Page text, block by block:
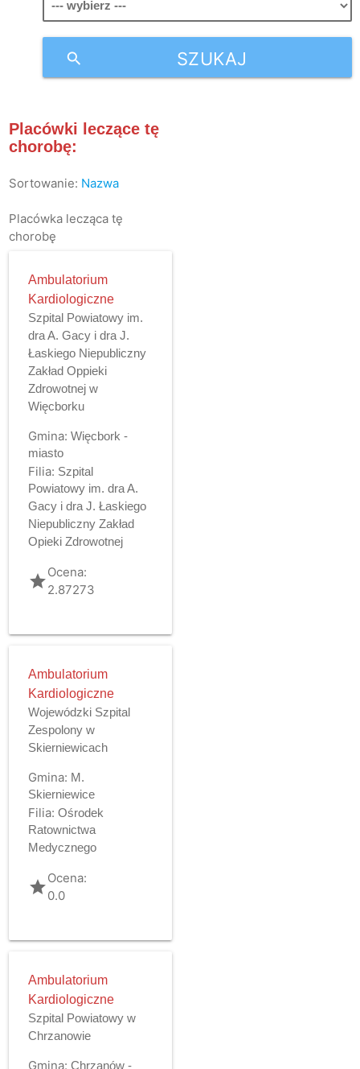
SZUKAJ
search
Placówki leczące tę
chorobę:
Sortowanie: Nazwa
Placówka lecząca tę
chorobę
Ambulatorium
Kardiologiczne
Szpital Powiatowy im.
dra A. Gacy i dra J.
Łaskiego Niepubliczny
Zakład Oppieki
Zdrowotnej w
Więcborku
Gmina: Więcbork -
miasto
Filia: Szpital
Powiatowy im. dra A.
Gacy i dra J. Łaskiego
Niepubliczny Zakład
Opieki Zdrowotnej
gradeOcena:
2.87273
Ambulatorium
Kardiologiczne
Wojewódzki Szpital
Zespolony w
Skierniewicach
Gmina: M.
Skierniewice
Filia: Ośrodek
Ratownictwa
Medycznego
gradeOcena:
0.0
Ambulatorium
Kardiologiczne
Szpital Powiatowy w
Chrzanowie
Gmina: Chrzanów -